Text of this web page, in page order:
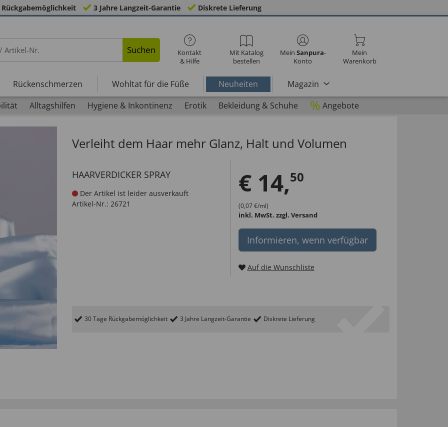
Rückgabemöglichkeit 3 Jahre Langzeit-Garantie Diskrete Lieferung
Suchen
Kontakt
& Hilfe
Mit Katalog
bestellen
Mein Sanpura-
Konto
Mein
Warenkorb
Rückenschmerzen Wohltat für die Füße Neuheiten
Magazin
Alltagshilfen Hygiene & Inkontinenz Erotik Bekleidung & Schuhe % Angebote
Verleiht dem Haar mehr Glanz, Halt und Volumen
HAARVERDICKER SPRAY
Der Artikel ist leider ausverkauft
Artikel-Nr.: 26721
€ 14,50
(0,07 €/ml)
inkl. MwSt. zzgl. Versand
Informieren, wenn verfügbar
Auf die Wunschliste
30 Tage Rückgabemöglichkeit 3 Jahre Langzeit-Garantie Diskrete Lieferung